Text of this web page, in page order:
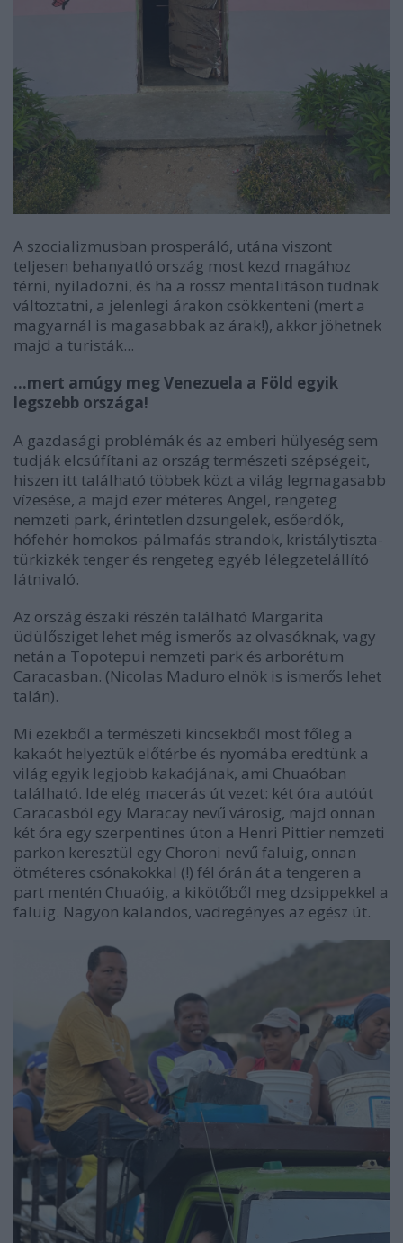
A szocializmusban prosperáló, utána viszont
teljesen behanyatló ország most kezd magához
térni, nyiladozni, és ha a rossz mentalitáson tudnak
változtatni, a jelenlegi árakon csökkenteni (mert a
magyarnál is magasabbak az árak!), akkor jöhetnek
majd a turisták...
…mert amúgy meg Venezuela a Föld egyik
legszebb országa!
A gazdasági problémák és az emberi hülyeség sem
tudják elcsúfítani az ország természeti szépségeit,
hiszen itt található többek közt a világ legmagasabb
vízesése, a majd ezer méteres Angel, rengeteg
nemzeti park, érintetlen dzsungelek, esőerdők,
hófehér homokos-pálmafás strandok, kristálytiszta-
türkizkék tenger és rengeteg egyéb lélegzetelállító
látnivaló.
Az ország északi részén található Margarita
üdülősziget lehet még ismerős az olvasóknak, vagy
netán a Topotepui nemzeti park és arborétum
Caracasban. (Nicolas Maduro elnök is ismerős lehet
talán).
Mi ezekből a természeti kincsekből most főleg a
kakaót helyeztük előtérbe és nyomába eredtünk a
világ egyik legjobb kakaójának, ami Chuaóban
található. Ide elég macerás út vezet: két óra autóút
Caracasból egy Maracay nevű városig, majd onnan
két óra egy szerpentines úton a Henri Pittier nemzeti
parkon keresztül egy Choroni nevű faluig, onnan
ötméteres csónakokkal (!) fél órán át a tengeren a
part mentén Chuaóig, a kikötőből meg dzsippekkel a
faluig. Nagyon kalandos, vadregényes az egész út.